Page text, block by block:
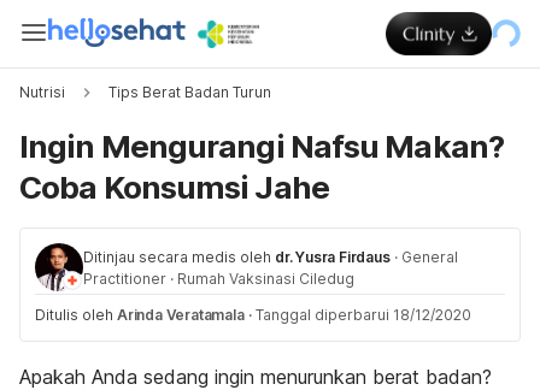
Nutrisi Tips Berat Badan Turun
Ingin Mengurangi Nafsu Makan?
Coba Konsumsi Jahe
Ditinjau secara medis oleh dr. Yusra Firdaus · General
Practitioner · Rumah Vaksinasi Ciledug
Ditulis oleh Arinda Veratamala · Tanggal diperbarui 18/12/2020
Apakah Anda sedang ingin menurunkan berat badan?